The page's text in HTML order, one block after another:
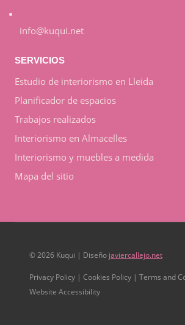
info@kuqui.net
SERVICIOS
Estudio de interiorismo en Lleida
Planificador de espacios
Trabajos realizados
Interiorismo en Almacelles
Interiorismo y muebles a medida
Mapa del sitio
© 2026 Kuqui | Diseño javiercallejo.net
Privacy Policy | Cookies Policy | Terms and
Website Accessibility